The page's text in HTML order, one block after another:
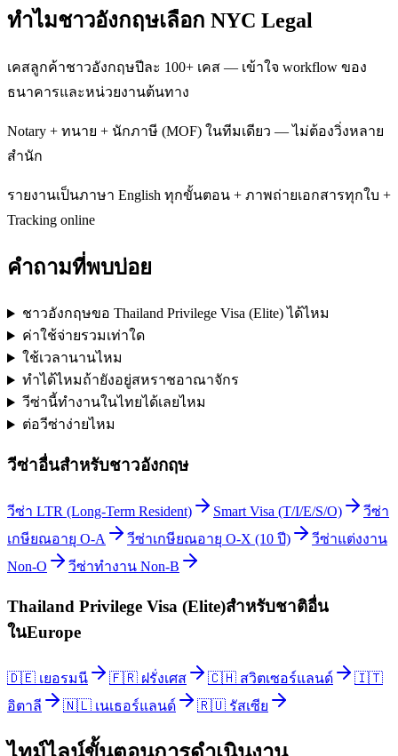
ทำไมชาวอังกฤษเลือก NYC Legal
เคสลูกค้าชาวอังกฤษปีละ 100+ เคส — เข้าใจ workflow ของ
ธนาคารและหน่วยงานต้นทาง
Notary + ทนาย + นักภาษี (MOF) ในทีมเดียว — ไม่ต้องวิ่งหลาย
สำนัก
รายงานเป็นภาษา English ทุกขั้นตอน + ภาพถ่ายเอกสารทุกใบ +
Tracking online
คำถามที่พบบ่อย
ชาวอังกฤษขอ Thailand Privilege Visa (Elite) ได้ไหม
ค่าใช้จ่ายรวมเท่าใด
ใช้เวลานานไหม
ทำได้ไหมถ้ายังอยู่สหราชอาณาจักร
วีซ่านี้ทำงานในไทยได้เลยไหม
ต่อวีซ่าง่ายไหม
วีซ่าอื่นสำหรับชาวอังกฤษ
วีซ่า LTR (Long-Term Resident) Smart Visa (T/I/E/S/O)
วีซ่า
เกษียณอายุ O-A
วีซ่าเกษียณอายุ O-X (10 ปี)
วีซ่าแต่งงาน
Non-O
วีซ่าทำงาน Non-B
Thailand Privilege Visa (Elite)สำหรับชาติอื่น
ในEurope
🇩🇪 เยอรมนี 🇫🇷 ฝรั่งเศส 🇨🇭 สวิตเซอร์แลนด์
🇮🇹
อิตาลี
🇳🇱 เนเธอร์แลนด์ 🇷🇺 รัสเซีย